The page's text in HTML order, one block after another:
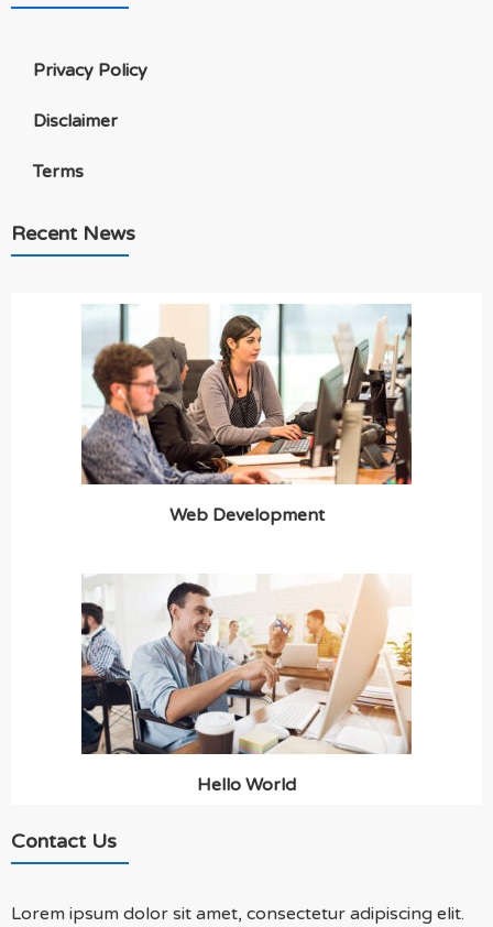
Privacy Policy
Disclaimer
Terms
Recent News
Web Development
Hello World
Contact Us
Lorem ipsum dolor sit amet, consectetur adipiscing elit.